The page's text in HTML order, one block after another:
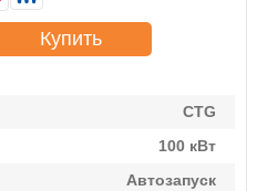
CTG
100 кВт
Автозапуск
Купить